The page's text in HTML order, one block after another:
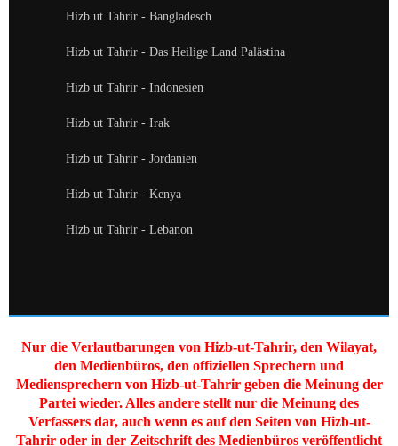
Hizb ut Tahrir - Bangladesch
Hizb ut Tahrir - Das Heilige Land Palästina
Hizb ut Tahrir - Indonesien
Hizb ut Tahrir - Irak
Hizb ut Tahrir - Jordanien
Hizb ut Tahrir - Kenya
Hizb ut Tahrir - Lebanon
Nur die Verlautbarungen von Hizb-ut-Tahrir, den Wilayat,
den Medienbüros, den offiziellen Sprechern und
Mediensprechern von Hizb-ut-Tahrir geben die Meinung der
Partei wieder. Alles andere stellt nur die Meinung des
Verfassers dar, auch wenn es auf den Seiten von Hizb-ut-
Tahrir oder in der Zeitschrift des Medienbüros veröffentlicht